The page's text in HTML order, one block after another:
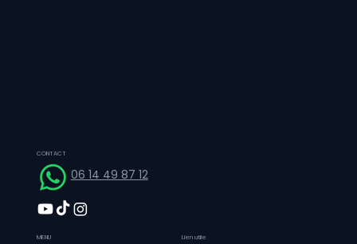
CONTACT
06 14 49 87 12
MENU Lien utile